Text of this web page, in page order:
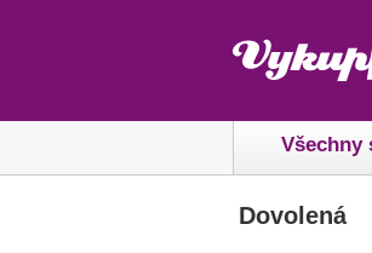
Všechny
Dovolená